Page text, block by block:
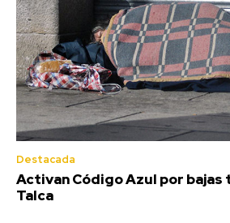
Destacada
Activan Código Azul por
Talca